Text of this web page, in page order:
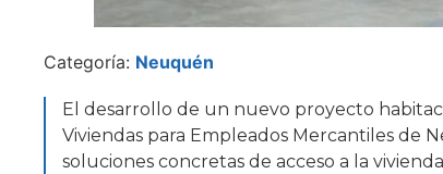
Categoría: Neuquén
El desarrollo de un nuevo proyecto
Viviendas para Empleados Mercantiles de
soluciones concretas de acceso a la